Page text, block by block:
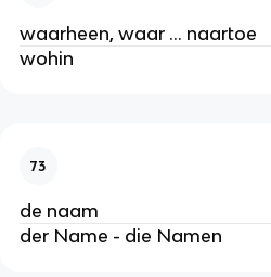
waarheen, waar … naartoe
wohin
73
de naam
der Name - die Namen